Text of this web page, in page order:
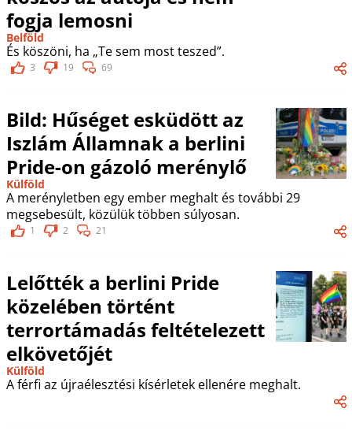
fogja lemosni
Belföld
És köszöni, ha „Te sem most teszed”.
3 19 69
Bild: Hűséget esküdött az
Iszlám Államnak a berlini
Pride-on gázoló merénylő
Külföld
A merényletben egy ember meghalt és további 29
megsebesült, közülük többen súlyosan.
1 2 21
Lelőtték a berlini Pride
közelében történt
terrortámadás feltételezett
elkövetőjét
Külföld
A férfi az újraélesztési kísérletek ellenére meghalt.